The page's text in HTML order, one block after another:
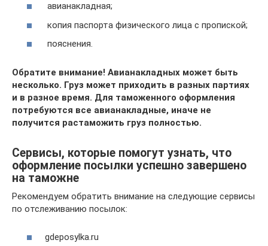
авианакладная;
копия паспорта физического лица с пропиской;
пояснения.
Обратите внимание! Авианакладных может быть
несколько. Груз может приходить в разных партиях
и в разное время. Для таможенного оформления
потребуются все авианакладные, иначе не
получится растаможить груз полностью.
Сервисы, которые помогут узнать, что
оформление посылки успешно завершено
на таможне
Рекомендуем обратить внимание на следующие сервисы
по отслеживанию посылок:
gdeposylka.ru